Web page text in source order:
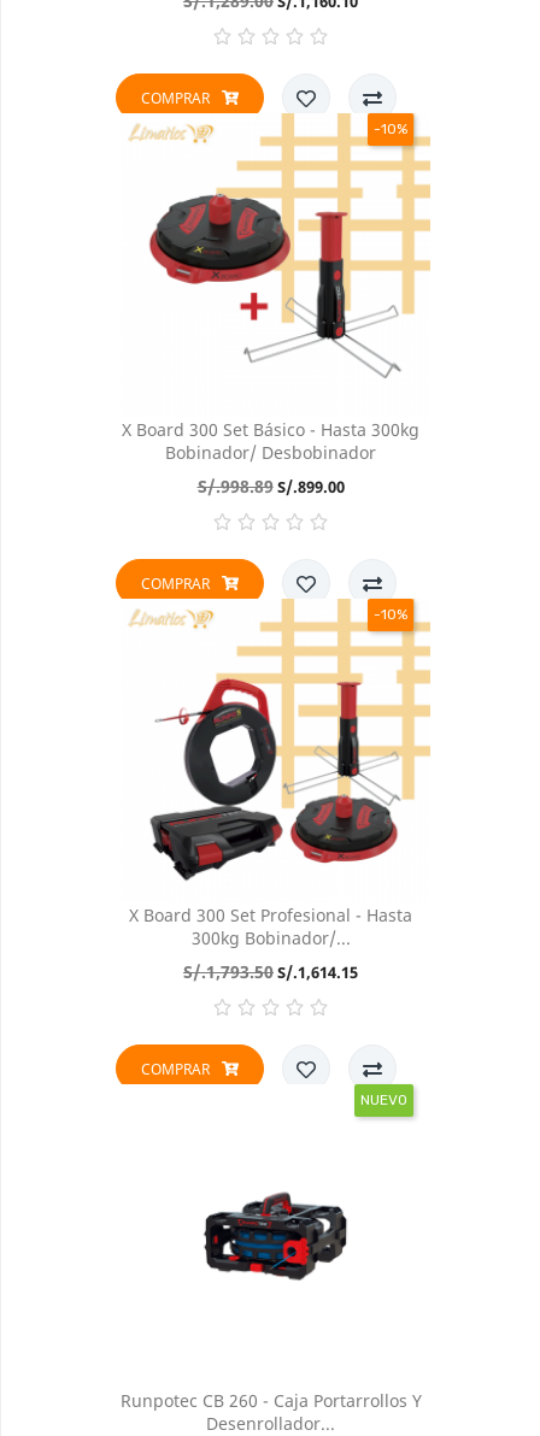
COMPRAR
X Board 300 Set Básico - Hasta 300kg
Bobinador/ Desbobinador
Precio
base
S/.998.89Precio
S/.899.00
COMPRAR
-10%
X Board 300 Set Profesional - Hasta
300kg Bobinador/...
Precio
S/.1,793.50Precio
S/.1,614.15
COMPRAR
-10%
Runpotec CB 260 - Caja Portarrollos Y
Desenrollador...
NUEVO